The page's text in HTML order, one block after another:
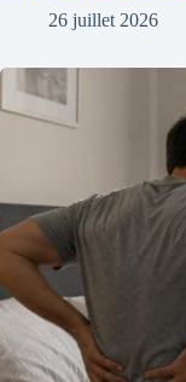
26 juillet 2026